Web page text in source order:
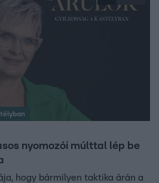
nyomozói múlttal lép be
hogy bármilyen taktika árán a